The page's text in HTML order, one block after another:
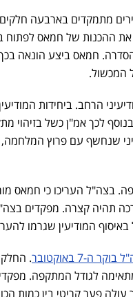
מתמקדים בארבעה
חמאס ביצע הונאה
המכשול.
הרחב. ביחידות
לכך אמ"ן כשל
שנחשף עם פרוץ
בצה"ל העריכו כי חמאס
תהיה קצרה. מפקדים
באיסוף המודיעין שגרמו
בוקר ה-7 באוקטובר
.
לגודל המתקפה.